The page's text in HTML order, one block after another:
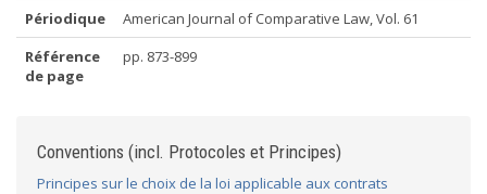
Périodique
American Journal of Comparative Law, Vol. 61
Référence
de page
pp. 873-899
Conventions (incl. Protocoles et Principes)
Principes sur le choix de la loi applicable aux contrats